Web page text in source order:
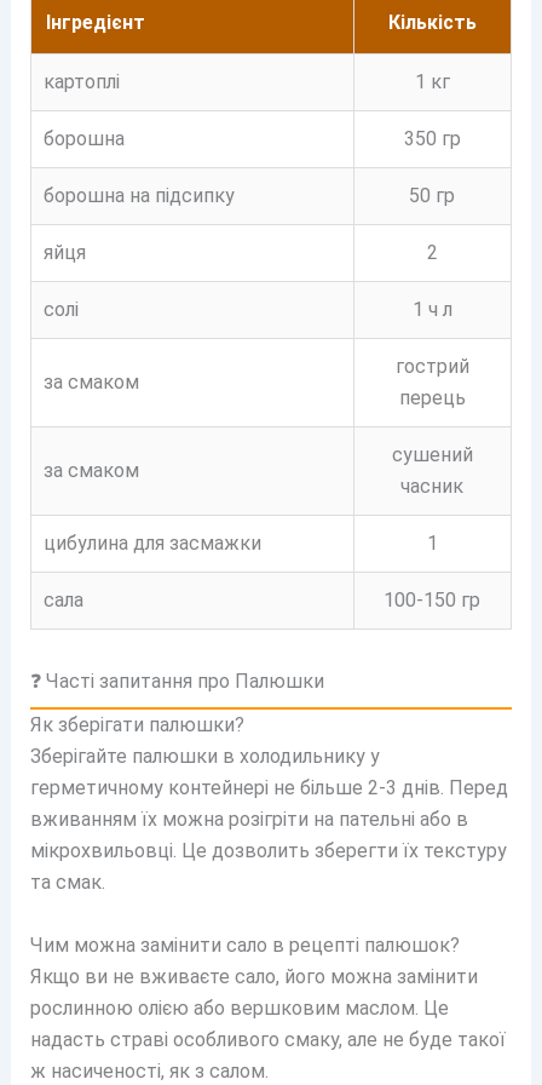
Інгредієнт Кількість
картоплі 1 кг
борошна 350 гр
борошна на підсипку 50 гр
яйця 2
солі 1 ч л
за смаком
гострий
перець
за смаком
сушений
часник
цибулина для засмажки 1
сала 100-150 гр
❓ Часті запитання про Палюшки
Як зберігати палюшки?
Зберігайте палюшки в холодильнику у
герметичному контейнері не більше 2-3 днів. Перед
вживанням їх можна розігріти на пательні або в
мікрохвильовці. Це дозволить зберегти їх текстуру
та смак.
Чим можна замінити сало в рецепті палюшок?
Якщо ви не вживаєте сало, його можна замінити
рослинною олією або вершковим маслом. Це
надасть страві особливого смаку, але не буде такої
ж насиченості, як з салом.